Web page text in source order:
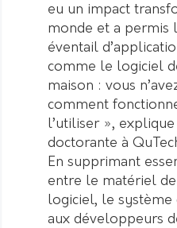
eu un impact
monde et a permis
éventail
comme le logiciel
maison : vous
comment
l’utiliser »,
doctorante à
En supprimant
entre le matériel
logiciel, le système
aux développeurs